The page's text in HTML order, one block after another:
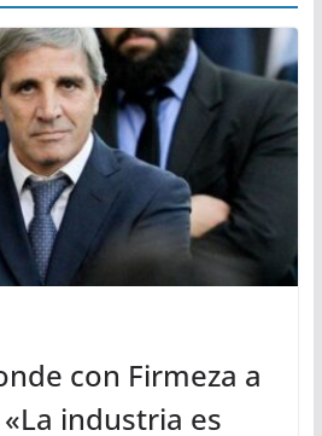
con Firmeza a
industria es